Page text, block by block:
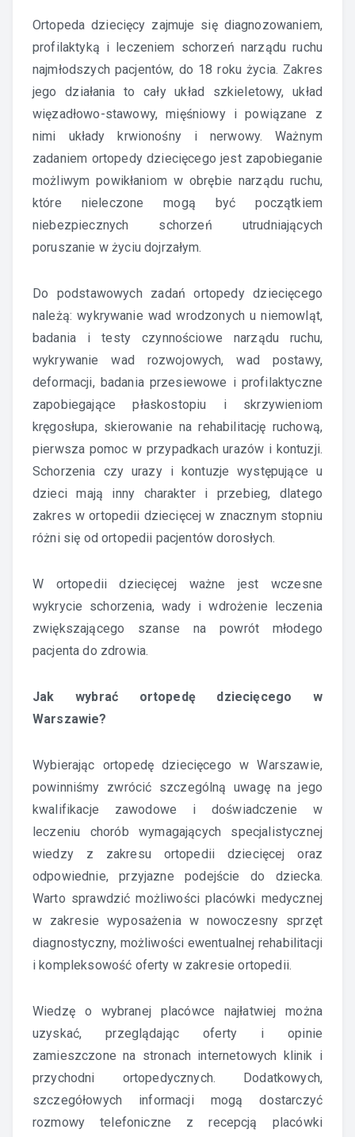
Ortopeda dziecięcy zajmuje się diagnozowaniem,
profilaktyką i leczeniem schorzeń narządu ruchu
najmłodszych pacjentów, do 18 roku życia. Zakres
jego działania to cały układ szkieletowy, układ
więzadłowo-stawowy, mięśniowy i powiązane z
nimi układy krwionośny i nerwowy. Ważnym
zadaniem ortopedy dziecięcego jest zapobieganie
możliwym powikłaniom w obrębie narządu ruchu,
które nieleczone mogą być początkiem
niebezpiecznych schorzeń utrudniających
poruszanie w życiu dojrzałym.
Do podstawowych zadań ortopedy dziecięcego
należą: wykrywanie wad wrodzonych u niemowląt,
badania i testy czynnościowe narządu ruchu,
wykrywanie wad rozwojowych, wad postawy,
deformacji, badania przesiewowe i profilaktyczne
zapobiegające płaskostopiu i skrzywieniom
kręgosłupa, skierowanie na rehabilitację ruchową,
pierwsza pomoc w przypadkach urazów i kontuzji.
Schorzenia czy urazy i kontuzje występujące u
dzieci mają inny charakter i przebieg, dlatego
zakres w ortopedii dziecięcej w znacznym stopniu
różni się od ortopedii pacjentów dorosłych.
W ortopedii dziecięcej ważne jest wczesne
wykrycie schorzenia, wady i wdrożenie leczenia
zwiększającego szanse na powrót młodego
pacjenta do zdrowia.
Jak wybrać ortopedę dziecięcego w
Warszawie?
Wybierając ortopedę dziecięcego w Warszawie,
powinniśmy zwrócić szczególną uwagę na jego
kwalifikacje zawodowe i doświadczenie w
leczeniu chorób wymagających specjalistycznej
wiedzy z zakresu ortopedii dziecięcej oraz
odpowiednie, przyjazne podejście do dziecka.
Warto sprawdzić możliwości placówki medycznej
w zakresie wyposażenia w nowoczesny sprzęt
diagnostyczny, możliwości ewentualnej rehabilitacji
i kompleksowość oferty w zakresie ortopedii.
Wiedzę o wybranej placówce najłatwiej można
uzyskać, przeglądając oferty i opinie
zamieszczone na stronach internetowych klinik i
przychodni ortopedycznych. Dodatkowych,
szczegółowych informacji mogą dostarczyć
rozmowy telefoniczne z recepcją placówki